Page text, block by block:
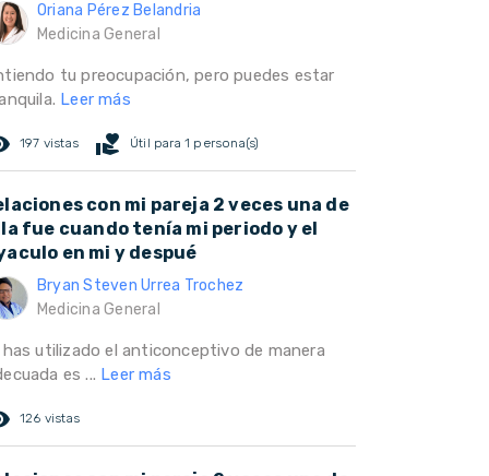
Oriana Pérez Belandria
Medicina General
tu preocupación, pero puedes estar
Leer más
197 vistas volunteer_activism Útil para 1 persona(s)
con mi pareja 2 veces una de
fue cuando tenía mi periodo y el
en mi y despué
Bryan Steven Urrea Trochez
Medicina General
has utilizado el anticonceptivo de manera
es ... Leer más
126 vistas